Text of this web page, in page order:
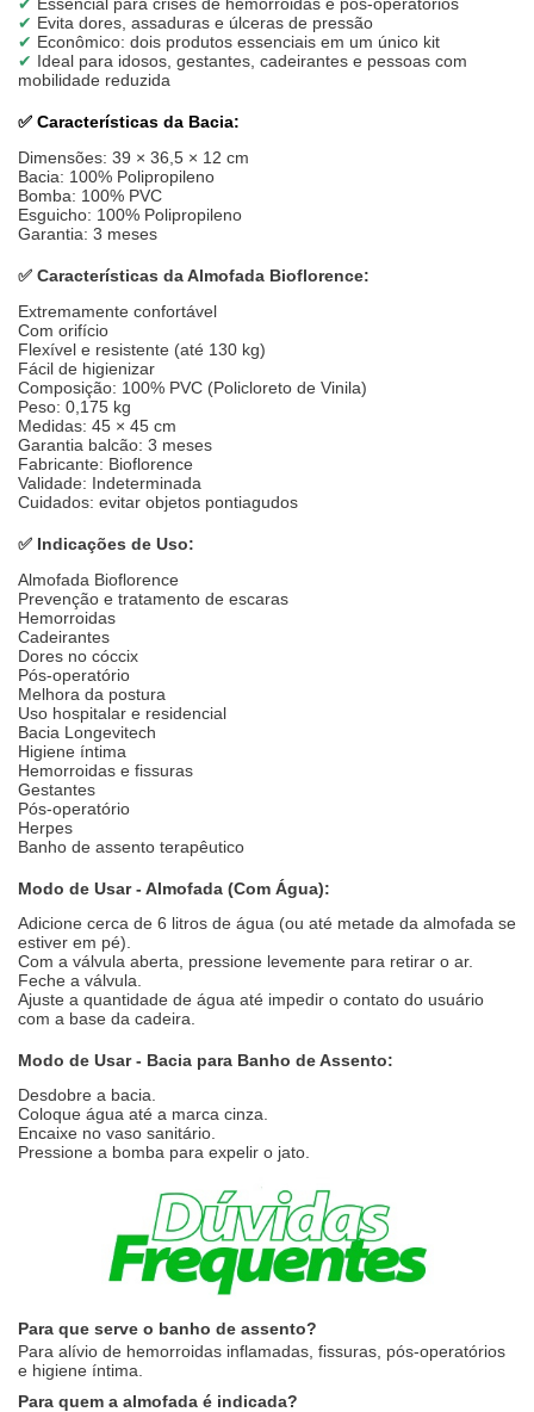
✔ Evita dores, assaduras e úlceras de pressão
✔ Econômico: dois produtos essenciais em um único kit
✔ Ideal para idosos, gestantes, cadeirantes e pessoas com
mobilidade reduzida
✅ Características da Bacia:
Dimensões: 39 × 36,5 × 12 cm
Bacia: 100% Polipropileno
Bomba: 100% PVC
Esguicho: 100% Polipropileno
Garantia: 3 meses
✅ Características da Almofada Bioflorence:
Extremamente confortável
Com orifício
Flexível e resistente (até 130 kg)
Fácil de higienizar
Composição: 100% PVC (Policloreto de Vinila)
Peso: 0,175 kg
Medidas: 45 × 45 cm
Garantia balcão: 3 meses
Fabricante: Bioflorence
Validade: Indeterminada
Cuidados: evitar objetos pontiagudos
✅ Indicações de Uso:
Almofada Bioflorence
Prevenção e tratamento de escaras
Hemorroidas
Cadeirantes
Dores no cóccix
Pós-operatório
Melhora da postura
Uso hospitalar e residencial
Bacia Longevitech
Higiene íntima
Hemorroidas e fissuras
Gestantes
Pós-operatório
Herpes
Banho de assento terapêutico
Modo de Usar - Almofada (Com Água):
Adicione cerca de 6 litros de água (ou até metade da almofada se
estiver em pé).
Com a válvula aberta, pressione levemente para retirar o ar.
Feche a válvula.
Ajuste a quantidade de água até impedir o contato do usuário
com a base da cadeira.
Modo de Usar - Bacia para Banho de Assento:
Desdobre a bacia.
Coloque água até a marca cinza.
Encaixe no vaso sanitário.
Pressione a bomba para expelir o jato.
Para que serve o banho de assento?
Para alívio de hemorroidas inflamadas, fissuras, pós-operatórios
e higiene íntima.
Para quem a almofada é indicada?